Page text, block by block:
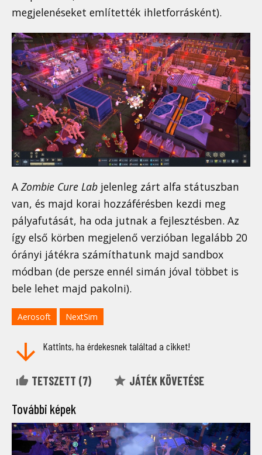
megjelenéseket említették ihletforrásként).
A Zombie Cure Lab jelenleg zárt alfa státuszban
van, és majd korai hozzáférésben kezdi meg
pályafutását, ha oda jutnak a fejlesztésben. Az
így első körben megjelenő verzióban legalább 20
órányi játékra számíthatunk majd sandbox
módban (de persze ennél simán jóval többet is
bele lehet majd pakolni).
Aerosoft NextSim
Kattints, ha érdekesnek találtad a cikket!
TETSZETT (7) JÁTÉK KÖVETÉSE
További képek